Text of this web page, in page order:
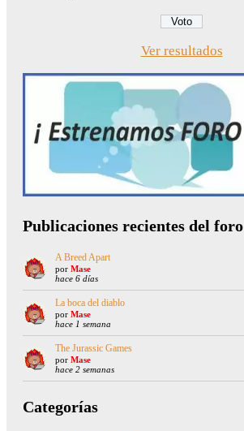
Ver resultados
Publicaciones recientes del foro
A Breed Apart
por Mase
hace 6 días
La boca del diablo
por Mase
hace 1 semana
The Jurassic Games
por Mase
hace 2 semanas
Categorías